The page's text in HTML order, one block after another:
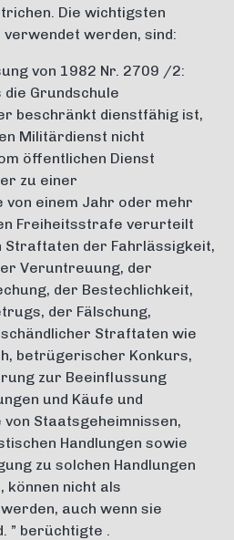
Die wichtigsten
werden, sind:
von 1982 Nr. 2709 /2:
die Grundschule
beschränkt dienstfähig ist,
Militärdienst nicht
öffentlichen Dienst
zu einer
einem Jahr oder mehr
Freiheitsstrafe verurteilt
Straftaten der Fahrlässigkeit,
Veruntreuung, der
der Bestechlichkeit,
der Fälschung,
Straftaten wie
betrügerischer Konkurs,
zur Beeinflussung
und Käufe und
Staatsgeheimnissen,
Handlungen sowie
zu solchen Handlungen
nicht als
auch wenn sie
” berüchtigte .